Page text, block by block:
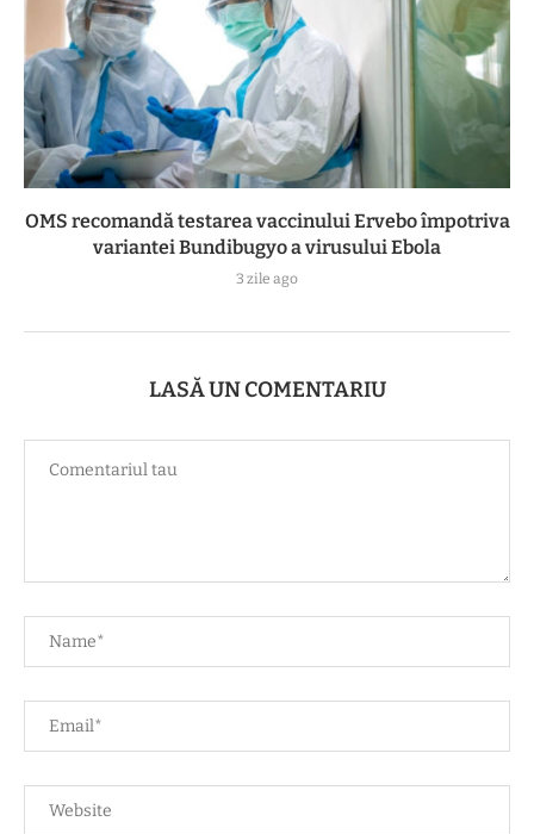
OMS recomandă testarea vaccinului Ervebo împotriva
variantei Bundibugyo a virusului Ebola
3 zile ago
LASĂ UN COMENTARIU